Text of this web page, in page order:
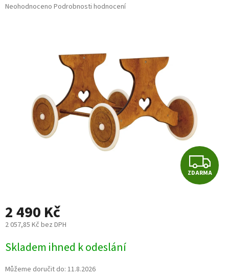
Průměrné
Neohodnoceno Podrobnosti hodnocení
Z
D
ZDARMA
2 490 Kč
2 057,85 Kč bez DPH
cena:
Skladem ihned k odeslání
Můžeme doručit do: 11.8.2026